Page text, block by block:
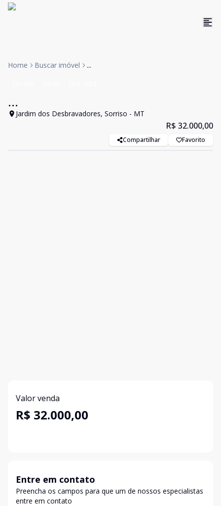
Home Buscar imóvel ...
...
Jardim dos Desbravadores, Sorriso - MT
R$ 32.000,00
Compartilhar Favorito
Valor venda
R$ 32.000,00
Entre em contato
Preencha os campos para que um de nossos especialistas
entre em contato